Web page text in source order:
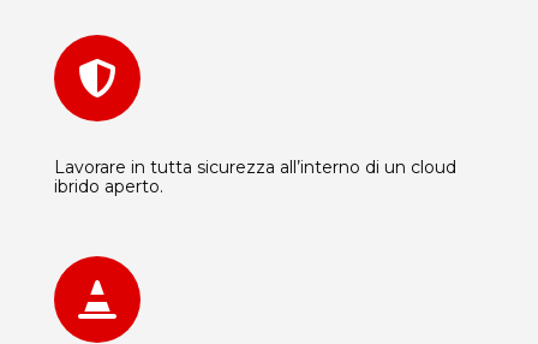

Lavorare in tutta sicurezza all’interno di un cloud
ibrido aperto.
